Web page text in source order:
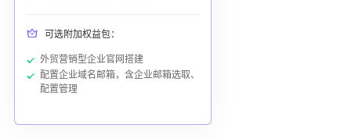
可选附加权益包：
外贸营销型企业官网搭建
配置企业域名邮箱，含企业邮箱选取、
配置管理